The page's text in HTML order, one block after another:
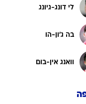
לי דונג-גיונג
בה ג'ון-הו
וואנג אין-בום